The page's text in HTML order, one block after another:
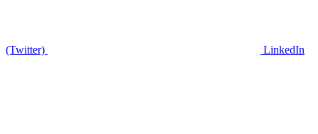
(Twitter) LinkedIn